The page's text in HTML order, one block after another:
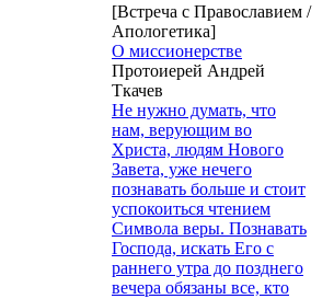
[Встреча с Православием /
Апологетика]
О миссионерстве
Протоиерей Андрей
Ткачев
Не нужно думать, что
нам, верующим во
Христа, людям Нового
Завета, уже нечего
познавать больше и стоит
успокоиться чтением
Символа веры. Познавать
Господа, искать Его с
раннего утра до позднего
вечера обязаны все, кто